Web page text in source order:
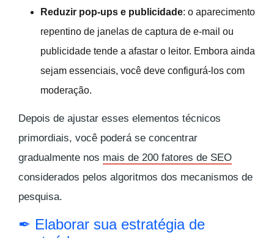
Reduzir pop-ups e publicidade: o aparecimento
repentino de janelas de captura de e-mail ou
publicidade tende a afastar o leitor. Embora ainda
sejam essenciais, você deve configurá-los com
moderação.
Depois de ajustar esses elementos técnicos
primordiais, você poderá se concentrar
gradualmente nos mais de 200 fatores de SEO
considerados pelos algoritmos dos mecanismos de
pesquisa.
✒ Elaborar sua estratégia de